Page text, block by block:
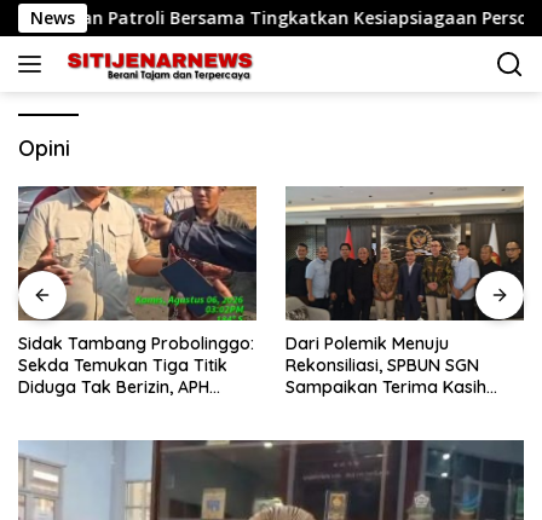
Langsung
ke
konten
News
Patroli Bersama Tingkatkan Kesiapsiagaan Personel
Opini
Sidak Tambang Probolinggo:
Sekda Temukan Tiga Titik
Diduga Tak Berizin, APH
Dari Polemik Menuju
Rekonsiliasi, SPBUN SGN
Sampaikan Terima Kasih
Perselisihan